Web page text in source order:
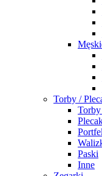
Torby /
Paski
Inne